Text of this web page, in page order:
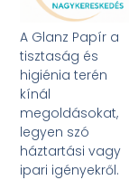
A Glanz Papír a
tisztaság és
higiénia terén
kínál
megoldásokat,
legyen szó
háztartási vagy
ipari igényekről.